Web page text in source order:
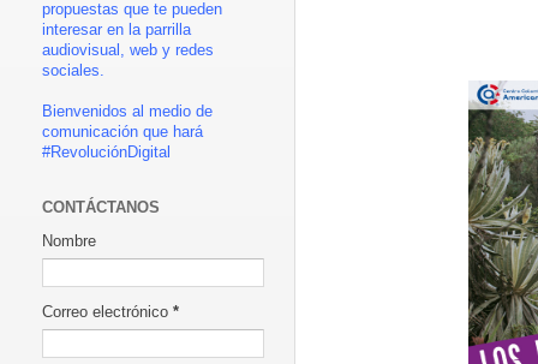
propuestas que te pueden
interesar en la parrilla
audiovisual, web y redes
sociales.
Bienvenidos al medio de
comunicación que hará
#RevoluciónDigital
CONTÁCTANOS
Nombre
Correo electrónico *